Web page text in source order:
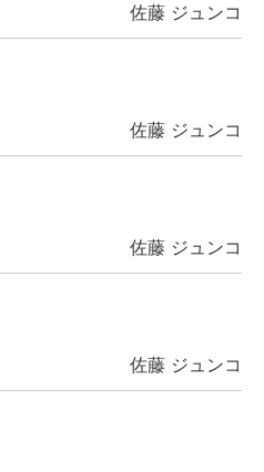
佐藤 ジュンコ
佐藤 ジュンコ
佐藤 ジュンコ
佐藤 ジュンコ